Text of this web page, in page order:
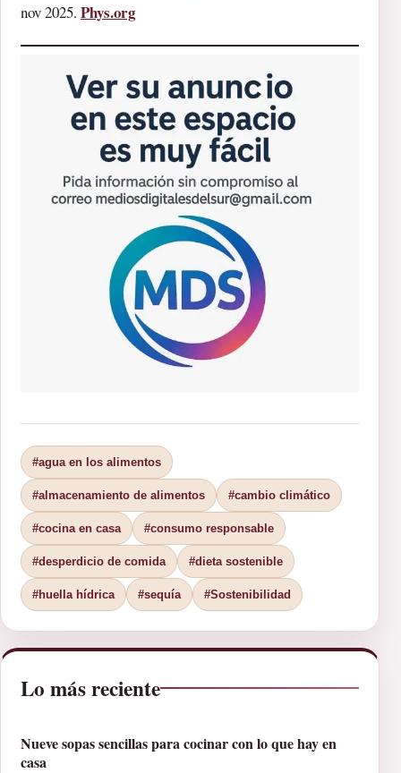
nov 2025. Phys.org
#agua en los alimentos
#almacenamiento de alimentos #cambio climático
#cocina en casa #consumo responsable
#desperdicio de comida #dieta sostenible
#huella hídrica #sequía #Sostenibilidad
Lo más reciente
Nueve sopas sencillas para cocinar con lo que hay en
casa